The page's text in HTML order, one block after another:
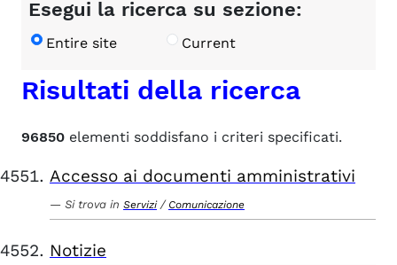
Esegui la ricerca su sezione:
Entire site Current
Risultati della ricerca
96850 elementi soddisfano i criteri specificati.
Accesso ai documenti amministrativi
Si trova in Servizi / Comunicazione
Notizie